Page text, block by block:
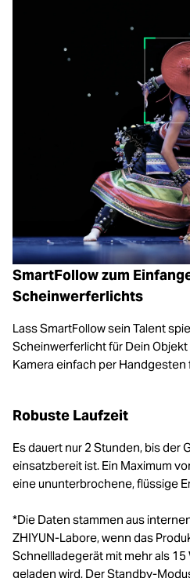
SmartFollow zum
Scheinwerferlichts
Lass SmartFollow sein Talent
Scheinwerferlicht für Dein
Kamera einfach per
Robuste Laufzeit
Es dauert nur 2 Stunden, bis der
einsatzbereit ist. Ein Maximum
eine ununterbrochene, flüssige
*Die Daten stammen aus
ZHIYUN-Labore, wenn das
Schnellladegerät mit mehr als
geladen wird. Der Standby-